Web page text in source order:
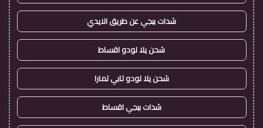
شدات ببجي عن طريق الايدي
شحن يلا لودو اقساط
شحن يلا لودو تابي تمارا
شدات ببجي اقساط